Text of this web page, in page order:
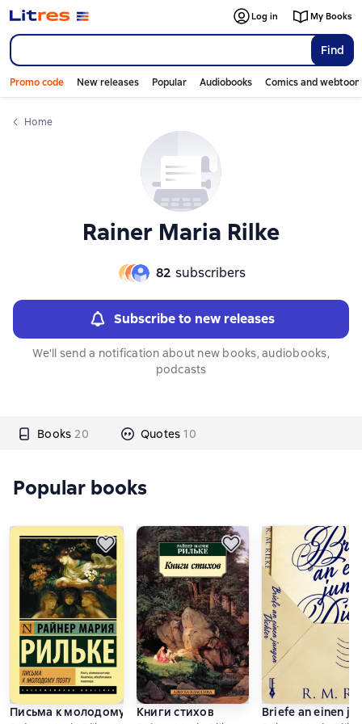
Find
Log in My Books
Promo code New releases Popular Audiobooks Comics and
Home
Rainer Maria Rilke
82 subscribers
Subscribe to new releases
We'll send a notification about new books, audiobooks,
podcasts
Books 20 Quotes 10
Слайдер с книгами
Popular books
Письма к молодому поэтуКниги стихов
Briefe an einen
Слайдер с книгами